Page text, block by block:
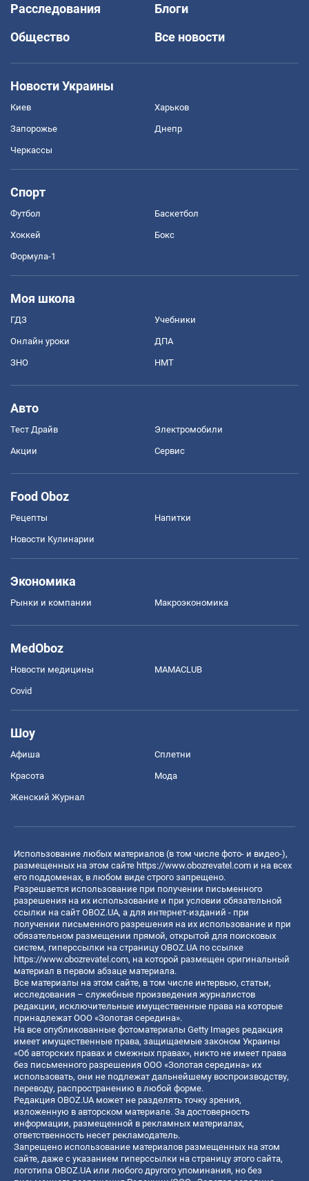
Расследования
Блоги
Общество
Все новости
Новости Украины
Киев Харьков
Запорожье Днепр
Черкассы
Спорт
Футбол Баскетбол
Хоккей Бокс
Формула-1
Моя школа
ГДЗ Учебники
Онлайн уроки ДПА
ЗНО НМТ
Авто
Тест Драйв Электромобили
Акции Сервис
Food Oboz
Рецепты Напитки
Новости Кулинарии
Экономика
Рынки и компании Mакроэкономика
MedOboz
Новости медицины MAMACLUB
Covid
Шоу
Афиша Сплетни
Красота Мода
Женский Журнал
Использование любых материалов (в том числе фото- и видео-),
размещенных на этом сайте https://www.obozrevatel.com и на всех
его поддоменах, в любом виде строго запрещено.
Разрешается использование при получении письменного
разрешения на их использование и при условии обязательной
ссылки на сайт OBOZ.UA, а для интернет-изданий - при
получении письменного разрешения на их использование и при
обязательном размещении прямой, открытой для поисковых
систем, гиперссылки на страницу OBOZ.UA по ссылке
https://www.obozrevatel.com, на которой размещен оригинальный
материал в первом абзаце материала.
Все материалы на этом сайте, в том числе интервью, статьи,
исследования – служебные произведения журналистов
редакции, исключительные имущественные права на которые
принадлежат ООО «Золотая середина».
На все опубликованные фотоматериалы Getty Images редакция
имеет имущественные права, защищаемые законом Украины
«Об авторских правах и смежных правах», никто не имеет права
без письменного разрешения ООО «Золотая середина» их
использовать, они не подлежат дальнейшему воспроизводству,
переводу, распространению в любой форме.
Редакция OBOZ.UA может не разделять точку зрения,
изложенную в авторском материале. За достоверность
информации, размещенной в рекламных материалах,
ответственность несет рекламодатель.
Запрещено использование материалов размещенных на этом
сайте, даже с указанием гиперссылки на страницу этого сайта,
логотипа OBOZ.UA или любого другого упоминания, но без